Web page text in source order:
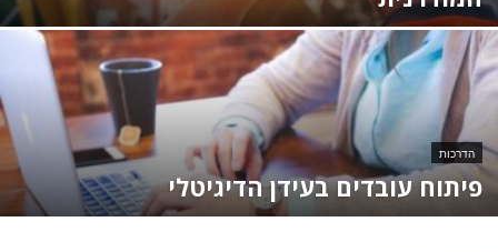
הדרכות
פיתוח עובדים בעידן הדיגיטלי